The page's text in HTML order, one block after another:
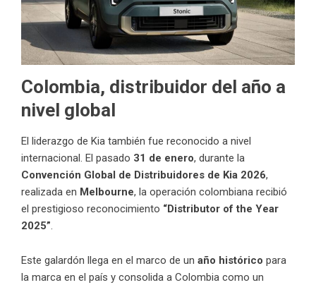
Colombia, distribuidor del año a
nivel global
El liderazgo de Kia también fue reconocido a nivel
internacional. El pasado 31 de enero, durante la
Convención Global de Distribuidores de Kia 2026,
realizada en Melbourne, la operación colombiana recibió
el prestigioso reconocimiento “Distributor of the Year
2025”.
Este galardón llega en el marco de un año histórico para
la marca en el país y consolida a Colombia como un